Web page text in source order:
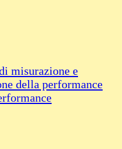
misurazione e
della performance